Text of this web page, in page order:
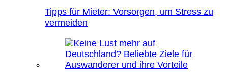
Tipps für Mieter: Vorsorgen, um Stress zu
vermeiden